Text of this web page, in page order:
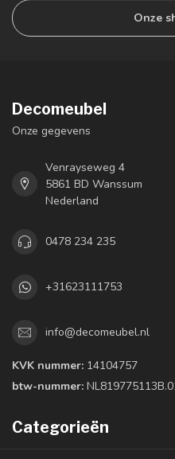
Onze
Decomeubel
Onze gegevens
Venrayseweg 4
5861 BD Wanssum
Nederland
0478 234 235
+31623111753
info@decomeubel.nl
KVK nummer: 14104757
btw-nummer:
Categorieën